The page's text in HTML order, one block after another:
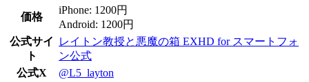
価格
iPhone: 1200円
Android: 1200円
公式サイ
ト
レイトン教授と悪魔の箱 EXHD for スマートフォ
ン公式
公式X
@L5_layton